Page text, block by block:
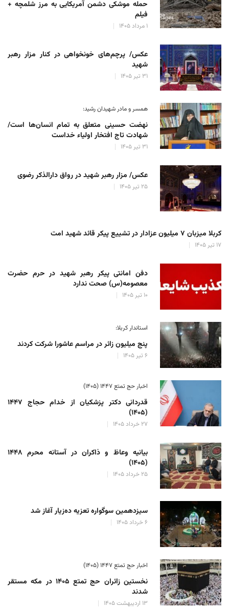
حمله موشکی دشمن آمریکایی به مرز شلمچه +
فیلم
۱ مرداد ۱۴۰۵
عکس/ پرچم‌های خونخواهی در کنار مزار رهبر
شهید
۳۱ تیر ۱۴۰۵
همسر و مادر شهیدان رشید:
نهضت حسینی متعلق به تمام انسان‌ها است/
شهادت تاج افتخار اولیاء خداست
۳۱ تیر ۱۴۰۵
عکس/ مزار رهبر شهید در رواق دارالذکر رضوی
۲۵ تیر ۱۴۰۵
کربلا میزبان ۷ میلیون عزادار در تشییع پیکر قائد شهید امت
۱۷ تیر ۱۴۰۵
دفن امانتی پیکر رهبر شهید در حرم حضرت
معصومه(س) صحت ندارد
۱۰ تیر ۱۴۰۵
استاندار کربلا:
پنج میلیون زائر در مراسم عاشورا شرکت کردند
۶ تیر ۱۴۰۵
اخبار حج تمتع ۱۴۴۷ (۱۴۰۵)
قدردانی دکتر پزشکیان از خدام حجاج ۱۴۴۷
(۱۴۰۵)
۲۷ خرداد ۱۴۰۵
بیانیه وعاظ و ذاکران در آستانه محرم ۱۴۴۸
(۱۴۰۵)
۲۵ خرداد ۱۴۰۵
سیزدهمین سوگواره تعزیه ده‌زیار آغاز شد
۶ خرداد ۱۴۰۵
اخبار حج تمتع ۱۴۴۷ (۱۴۰۵)
نخستین زائران حج تمتع ۱۴۰۵ در مکه مستقر
شدند
۱۳ اردیبهشت ۱۴۰۵